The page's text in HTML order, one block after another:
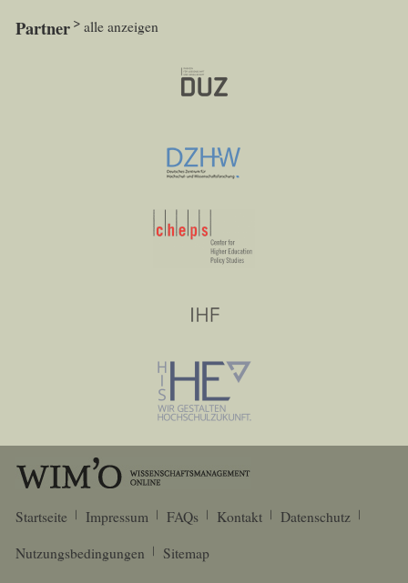
Partner alle anzeigen
Startseite Impressum FAQs Kontakt
Datenschutz
Nutzungsbedingungen
Sitemap